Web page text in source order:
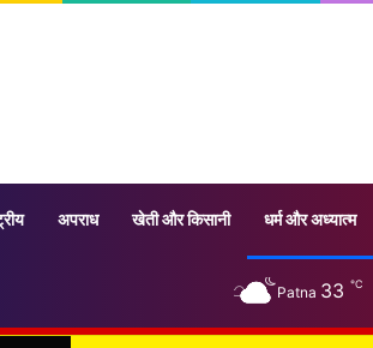
अपराध खेती और किसानी धर्म और अध्यात्म
Patna 33 ℃